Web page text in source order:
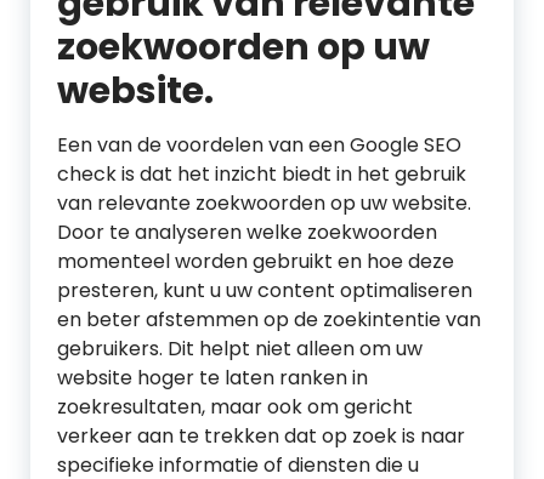
zoekwoorden op uw
website.
Een van de voordelen van een Google SEO
check is dat het inzicht biedt in het gebruik
van relevante zoekwoorden op uw website.
Door te analyseren welke zoekwoorden
momenteel worden gebruikt en hoe deze
presteren, kunt u uw content optimaliseren
en beter afstemmen op de zoekintentie van
gebruikers. Dit helpt niet alleen om uw
website hoger te laten ranken in
zoekresultaten, maar ook om gericht
verkeer aan te trekken dat op zoek is naar
specifieke informatie of diensten die u